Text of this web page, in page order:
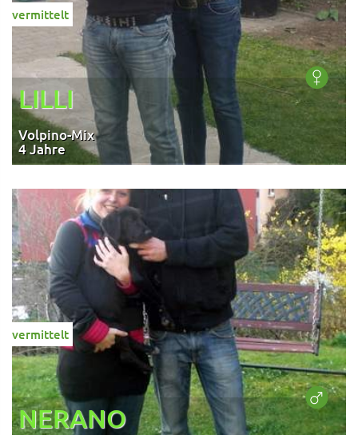
vermittelt
LILLI
Volpino-Mix
4 Jahre
vermittelt
NERANO